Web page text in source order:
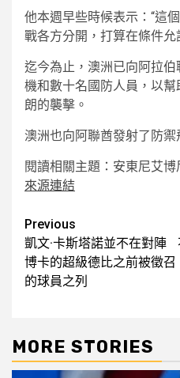
他本週早些時候表示：“這
戰各方分開，打算在條件允
迄今為止，澳洲已向阿拉
機和數十名國防人員，以
朗的襲擊。
澳洲也向阿聯酋發射了防禦
閱讀相關主題： 安東尼艾
來源連結
Post
navigation
Previous
凱文·卡斯塔諾並不在對陣
博卡的超級德比之前被徵召
的球員之列
MORE STORIES